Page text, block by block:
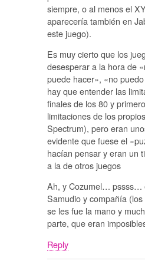
siempre, o al menos el
aparecería también en
este juego).
Es muy cierto que los
desesperar a la hora de
puede hacer», «no
hay que entender las
finales de los 80 y
limitaciones de los
Spectrum), pero eran
evidente que fuese el
hacían pensar y eran un
a la de otros juegos
Ah, y Cozumel… pssss…
Samudio y compañía
se les fue la mano y
parte, que eran
Reply